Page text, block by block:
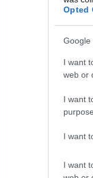
Opted
Google
I want
web or
I want
I want
I want
anche investire
ai
gli
con sé tutto il
la schiena può
non
sostegno.